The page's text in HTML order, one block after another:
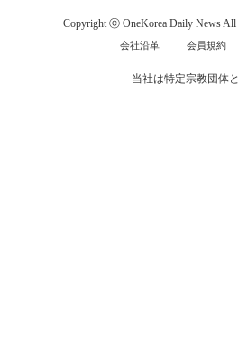
Copyright ⓒ OneKorea Daily News All
会社沿革 会員規約
当社は特定宗教団体